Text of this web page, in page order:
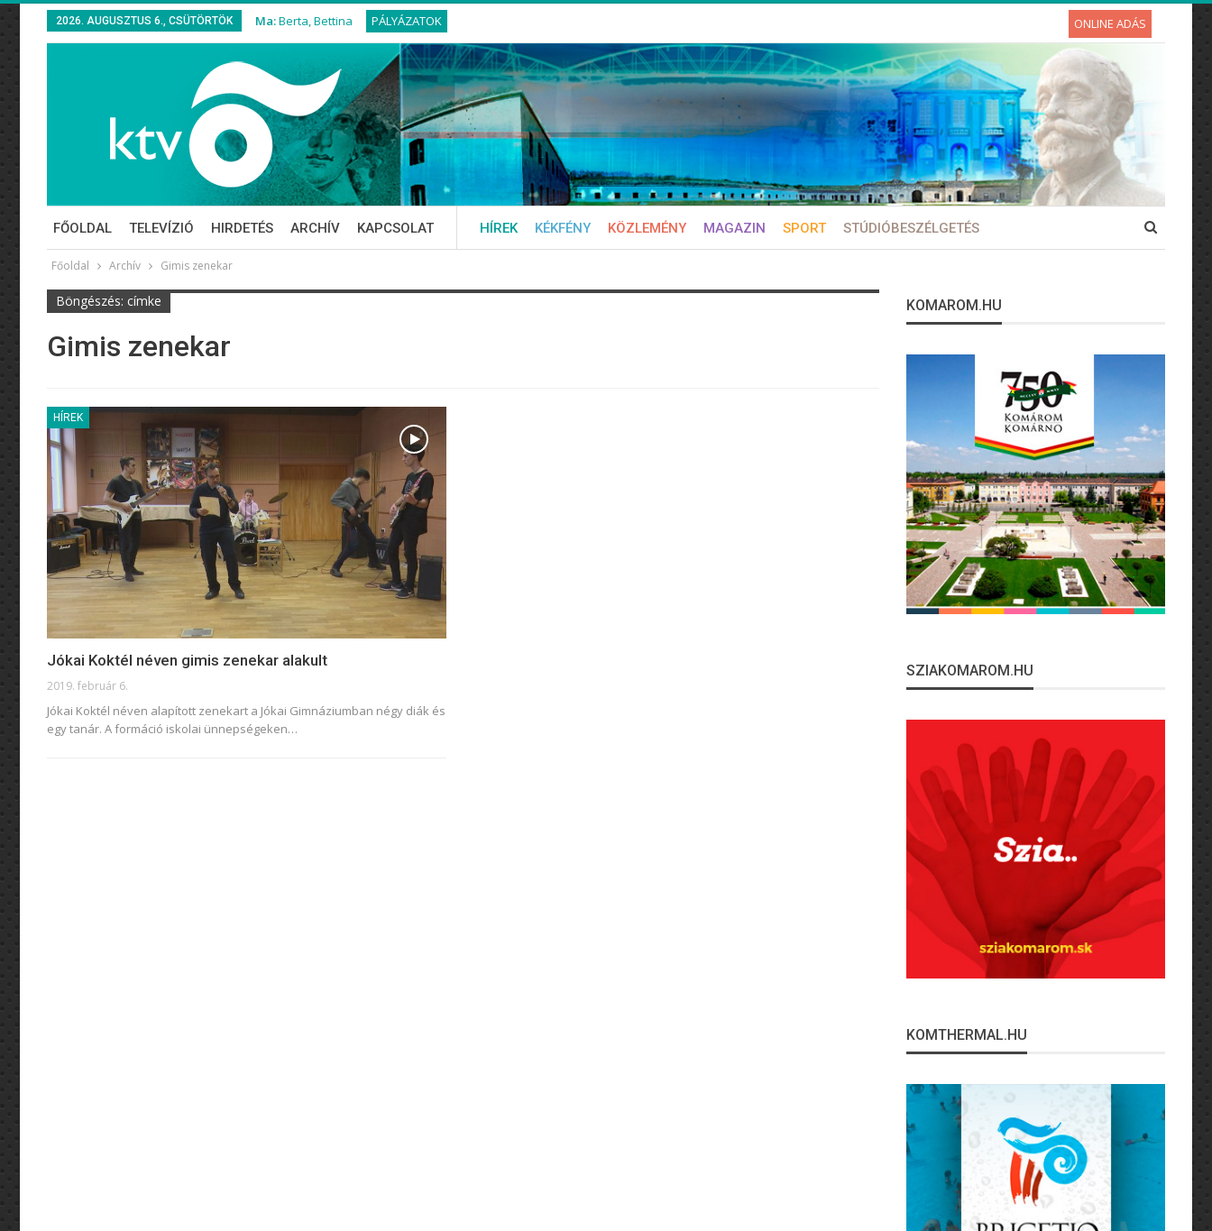
2026. AUGUSZTUS 6., CSÜTÖRTÖK Ma:Berta, Bettina PÁLYÁZATOK ONLINE ADÁS
FŐOLDAL TELEVÍZIÓ HIRDETÉS ARCHÍV KAPCSOLAT HÍREK KÉKFÉNY KÖZLEMÉNY MAGAZIN SPORT STÚDIÓBESZÉLGETÉS
Főoldal Archív Gimis zenekar
Böngészés: címke
Gimis zenekar
HÍREK
Jókai Koktél néven gimis zenekar alakult
2019. február 6.
Jókai Koktél néven alapított zenekart a Jókai Gimnáziumban négy diák és
egy tanár. A formáció iskolai ünnepségeken…
KOMAROM.HU
SZIAKOMAROM.HU
KOMTHERMAL.HU